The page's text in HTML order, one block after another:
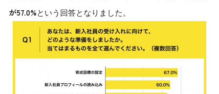
が57.0%という回答となりました。